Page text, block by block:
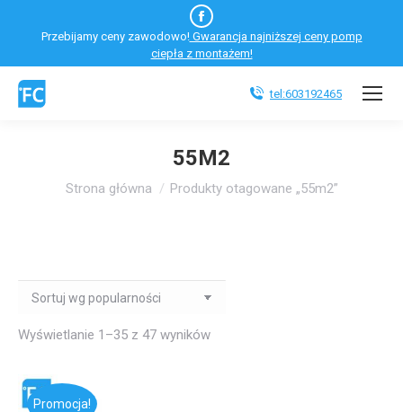
Facebook
otworzy
się
Przebijamy ceny zawodowo!Gwarancja najniższej ceny pomp
ciepła z montażem!
tel:603192465
55M2
Jesteś tutaj:
Strona główna Produkty otagowane „55m2”
Wyświetlanie 1–35 z 47 wyników
Promocja!